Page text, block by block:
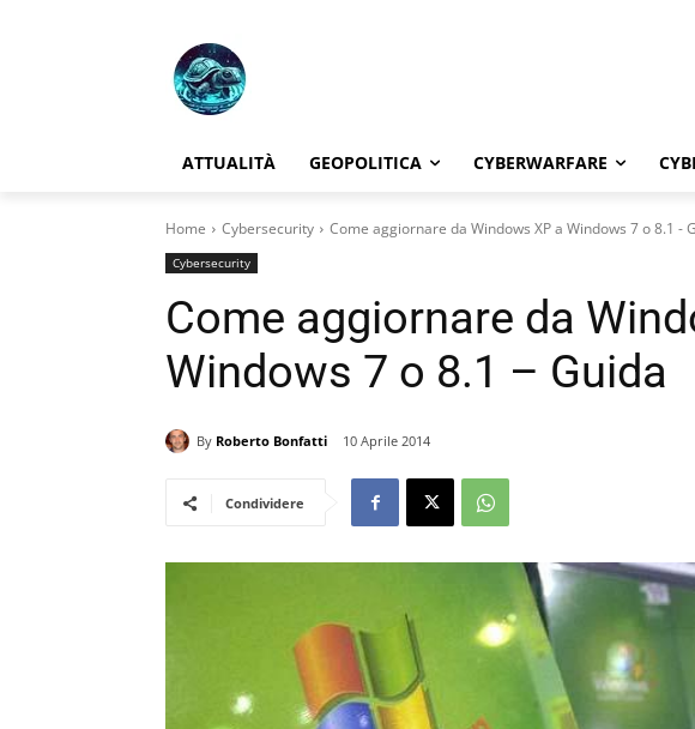
ATTUALITÀ GEOPOLITICA CYBERWARFARE
Home Cybersecurity Come aggiornare da Windows XP a Windows 7 o 8.1 -
Cybersecurity
Come aggiornare da
Windows 7 o 8.1 – Guida
By Roberto Bonfatti 10 Aprile 2014
Condividere